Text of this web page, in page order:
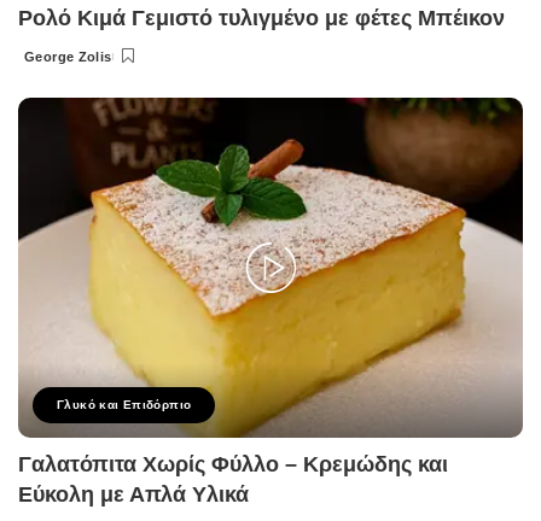
Ρολό Κιμά Γεμιστό τυλιγμένο με φέτες Μπέικον
Posted
George Zolis
Γλυκό και Επιδόρπιο
Γαλατόπιτα Χωρίς Φύλλο – Κρεμώδης και
Εύκολη με Απλά Υλικά